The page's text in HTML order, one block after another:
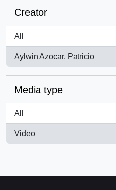
Creator
All
Aylwin Azocar, Patricio
, 1 results
Media type
All
Video
, 1 results